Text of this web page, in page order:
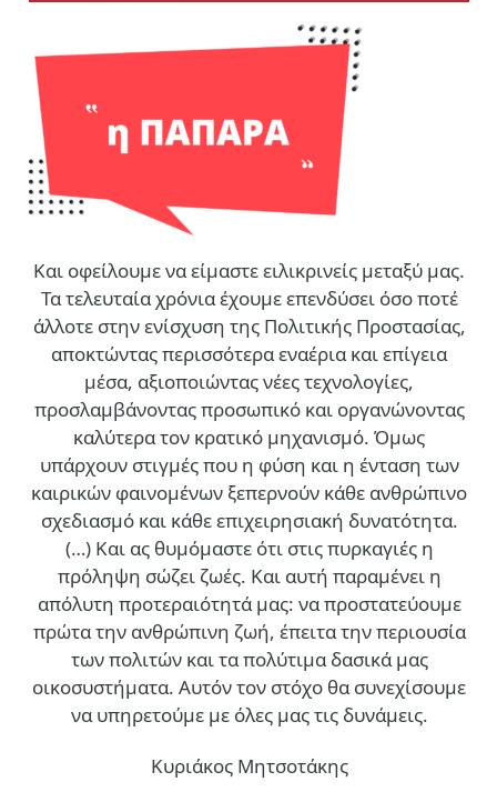
Και οφείλουμε να είμαστε ειλικρινείς μεταξύ μας.
Τα τελευταία χρόνια έχουμε επενδύσει όσο ποτέ
άλλοτε στην ενίσχυση της Πολιτικής Προστασίας,
αποκτώντας περισσότερα εναέρια και επίγεια
μέσα, αξιοποιώντας νέες τεχνολογίες,
προσλαμβάνοντας προσωπικό και οργανώνοντας
καλύτερα τον κρατικό μηχανισμό. Όμως
υπάρχουν στιγμές που η φύση και η ένταση των
καιρικών φαινομένων ξεπερνούν κάθε ανθρώπινο
σχεδιασμό και κάθε επιχειρησιακή δυνατότητα.
(…) Και ας θυμόμαστε ότι στις πυρκαγιές η
πρόληψη σώζει ζωές. Και αυτή παραμένει η
απόλυτη προτεραιότητά μας: να προστατεύουμε
πρώτα την ανθρώπινη ζωή, έπειτα την περιουσία
των πολιτών και τα πολύτιμα δασικά μας
οικοσυστήματα. Αυτόν τον στόχο θα συνεχίσουμε
να υπηρετούμε με όλες μας τις δυνάμεις.
Κυριάκος Μητσοτάκης